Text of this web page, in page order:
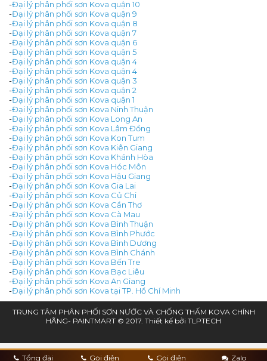
-Đại lý phân phối sơn Kova quận 10
-Đại lý phân phối sơn Kova quận 9
-Đại lý phân phối sơn Kova quận 8
-Đại lý phân phối sơn Kova quận 7
-Đại lý phân phối sơn Kova quận 6
-Đại lý phân phối sơn Kova quận 5
-Đại lý phân phối sơn Kova quận 4
-Đại lý phân phối sơn Kova quận 4
-Đại lý phân phối sơn Kova quận 3
-Đại lý phân phối sơn Kova quận 2
-Đại lý phân phối sơn Kova quận 1
-Đại lý phân phối sơn Kova Ninh Thuận
-Đại lý phân phối sơn Kova Long An
-Đại lý phân phối sơn Kova Lâm Đồng
-Đại lý phân phối sơn Kova Kon Tum
-Đại lý phân phối sơn Kova Kiên Giang
-Đại lý phân phối sơn Kova Khánh Hòa
-Đại lý phân phối sơn Kova Hóc Môn
-Đại lý phân phối sơn Kova Hậu Giang
-Đại lý phân phối sơn Kova Gia Lai
-Đại lý phân phối sơn Kova Củ Chi
-Đại lý phân phối sơn Kova Cần Thơ
-Đại lý phân phối sơn Kova Cà Mau
-Đại lý phân phối sơn Kova Bình Thuận
-Đại lý phân phối sơn Kova Bình Phước
-Đại lý phân phối sơn Kova Bình Dương
-Đại lý phân phối sơn Kova Bình Chánh
-Đại lý phân phối sơn Kova Bến Tre
-Đại lý phân phối sơn Kova Bạc Liêu
-Đại lý phân phối sơn Kova An Giang
-Đại lý phân phối sơn Kova tại TP. Hồ Chí Minh
TRUNG TÂM PHÂN PHỐI SƠN NƯỚC VÀ CHỐNG THẤM KOVA CHÍNH
HÃNG- PAINTMART © 2017. Thiết kế bởi TLPTECH
Tổng đài Gọi điện Gọi điện Zalo